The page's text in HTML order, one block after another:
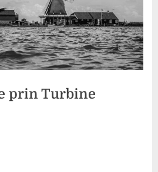
prin Turbine